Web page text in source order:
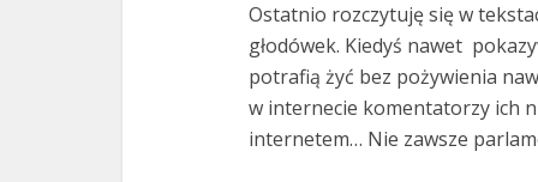
Ostatnio rozczytuję się w
głodówek. Kiedyś nawet
potrafią żyć bez pożywienia
w internecie komentatorzy ich
internetem… Nie zawsze